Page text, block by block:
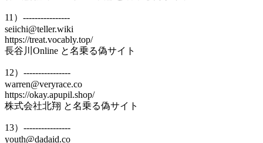
11）----------------
seiichi@teller.wiki
https://treat.vocably.top/
長谷川Online と名乗る偽サイト
12）----------------
warren@veryrace.co
https://okay.apupil.shop/
株式会社北翔 と名乗る偽サイト
13）----------------
youth@dadaid.co